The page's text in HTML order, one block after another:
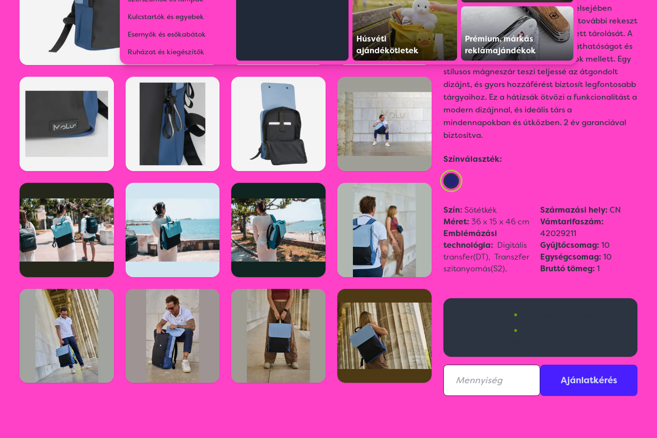
Kulcstartók és egyebek
Esernyők és esőkabátok
Ruházat és kiegészítők
Húsvéti
ajándékötletek
Prémium, márkás
reklámajándékok
kényelem érdekében. A hátizsák belsejében
laptoptartó rekeszt, valamint több további rekeszt
talál, amelyek biztosítják a rendezett tárolását. A
fényvisszaverő cipzárak növelik a láthatóságot és
a biztonságot gyenge fényviszonyok mellett. Egy
stílusos mágneszár teszi teljessé az átgondolt
dizájnt, és gyors hozzáférést biztosít legfontosabb
tárgyaihoz. Ez a hátizsák ötvözi a funkcionalitást a
modern dizájnnal, és ideális társ a
mindennapokban és útközben. 2 év garanciával
biztosítva.
Színválaszték:
Szín: Sötétkék
Méret: 36 x 15 x 46 cm
Emblémázási
technológia: Digitális
transfer(DT), Transzfer
szitanyomás(S2),
Származási hely: CN
Vámtarifaszám:
42029211
Gyűjtőcsomag: 10
Egységcsomag: 10
Bruttó tömeg: 1
•
•
Ajánlatkérés